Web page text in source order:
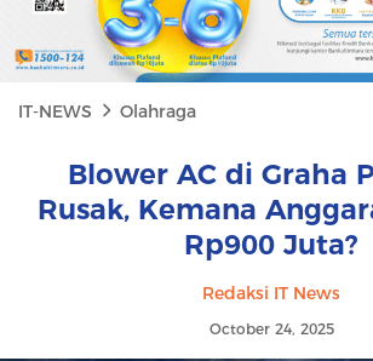
IT-NEWS Olahraga
Blower AC di Graha
Rusak, Kemana
Rp900 Juta?
Redaksi IT News
October 24, 2025